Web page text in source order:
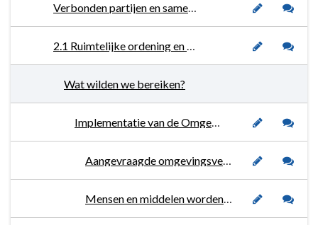
Verbonden partijen en samenwerkingspartners
2.1 Ruimtelijke ordening en bouwzaken
Wat wilden we bereiken?
Implementatie van de Omgevingswet
Aangevraagde omgevingsvergunningen worden binnen de wettelijke termijnen afgehandeld.
Mensen en middelen worden optimaal ingezet om de vergunningverlening binnen de gestelde wettelijke termijnen af te handelen.